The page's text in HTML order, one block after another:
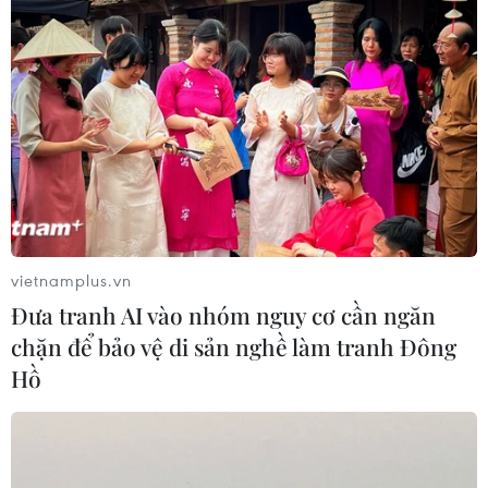
Phát hiện thú vị về cảm nhận hương
vị càphê qua chiếc cốc đựng
01/07/2026 12:06
Lễ hội Càphê Việt Nam tại Singapore:
Định hình giá trị, thương hiệu và văn
hóa
27/06/2026 06:18
vietnamplus.vn
Đưa tranh AI vào nhóm nguy cơ cần ngăn
chặn để bảo vệ di sản nghề làm tranh Đông
Hồ